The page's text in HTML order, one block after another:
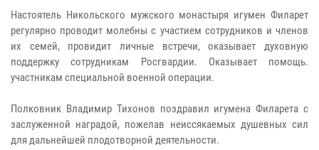
Настоятель Никольского мужского монастыря игумен Филарет
регулярно проводит молебны с участием сотрудников и членов
их семей, провидит личные встречи, оказывает духовную
поддержку сотрудникам Росгвардии. Оказывает помощь.
участникам специальной военной операции.
Полковник Владимир Тихонов поздравил игумена Филарета с
заслуженной наградой, пожелав неиссякаемых душевных сил
для дальнейшей плодотворной деятельности.